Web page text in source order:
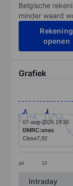
Belgische
minder waard
Rekening
openen
Grafiek
Line chart
The chart has
The chart
jul. 13
07-aug-2026 19:30
DMRC:xnas
Close7,92
End of
Intraday